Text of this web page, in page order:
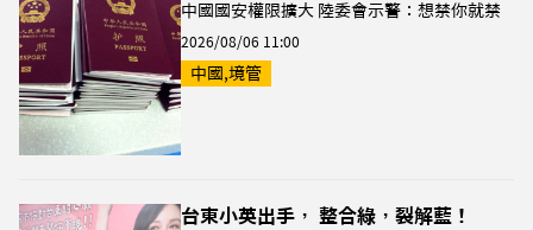
中國國安權限擴大 陸委會示警：想禁你就禁
2026/08/06 11:00
中國,境管
台東小英出手， 整合綠，裂解藍！